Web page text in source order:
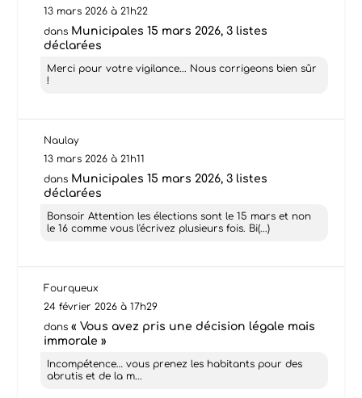
13 mars 2026 à 21h22
dans Municipales 15 mars 2026, 3 listes
déclarées
Merci pour votre vigilance... Nous corrigeons bien sûr
!
Naulay
13 mars 2026 à 21h11
dans Municipales 15 mars 2026, 3 listes
déclarées
Bonsoir Attention les élections sont le 15 mars et non
le 16 comme vous l'écrivez plusieurs fois. Bi(...)
Fourqueux
24 février 2026 à 17h29
dans« Vous avez pris une décision légale mais
immorale »
Incompétence… vous prenez les habitants pour des
abrutis et de la m...